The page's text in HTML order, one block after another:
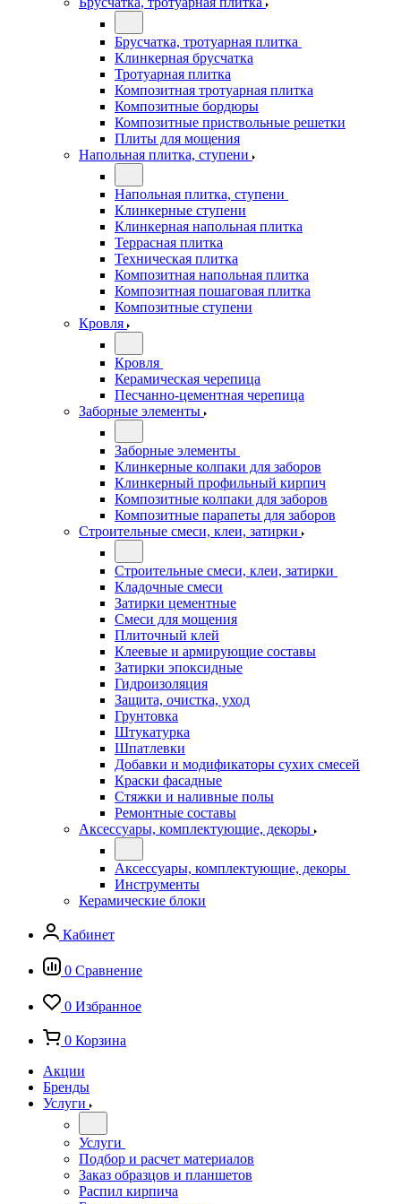
Брусчатка, тротуарная плитка
Клинкерная брусчатка
Тротуарная плитка
Композитная тротуарная плитка
Композитные бордюры
Композитные приствольные решетки
Плиты для мощения
Напольная плитка, ступени
Напольная плитка, ступени
Клинкерные ступени
Клинкерная напольная плитка
Террасная плитка
Техническая плитка
Композитная напольная плитка
Композитная пошаговая плитка
Композитные ступени
Кровля
Кровля
Керамическая черепица
Песчанно-цементная черепица
Заборные элементы
Заборные элементы
Клинкерные колпаки для заборов
Клинкерный профильный кирпич
Композитные колпаки для заборов
Композитные парапеты для заборов
Строительные смеси, клеи, затирки
Строительные смеси, клеи, затирки
Кладочные смеси
Затирки цементные
Смеси для мощения
Плиточный клей
Клеевые и армирующие составы
Затирки эпоксидные
Гидроизоляция
Защита, очистка, уход
Грунтовка
Штукатурка
Шпатлевки
Добавки и модификаторы сухих смесей
Краски фасадные
Стяжки и наливные полы
Ремонтные составы
Аксессуары, комплектующие, декоры
Аксессуары, комплектующие, декоры
Инструменты
Керамические блоки
Кабинет
0 Сравнение
0 Избранное
0 Корзина
Акции
Бренды
Услуги
Услуги
Подбор и расчет материалов
Заказ образцов и планшетов
Распил кирпича